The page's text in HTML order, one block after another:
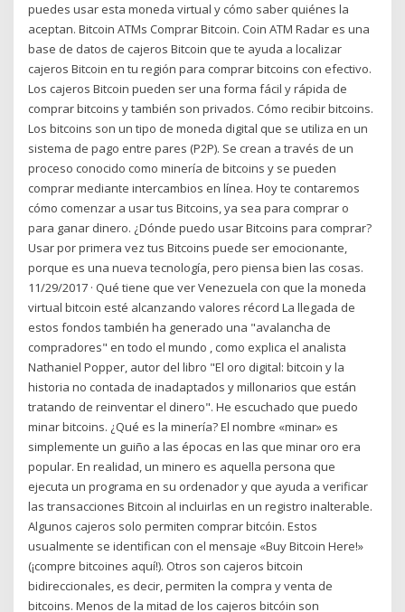
puedes usar esta moneda virtual y cómo saber quiénes la
aceptan. Bitcoin ATMs Comprar Bitcoin. Coin ATM Radar es una
base de datos de cajeros Bitcoin que te ayuda a localizar
cajeros Bitcoin en tu región para comprar bitcoins con efectivo.
Los cajeros Bitcoin pueden ser una forma fácil y rápida de
comprar bitcoins y también son privados. Cómo recibir bitcoins.
Los bitcoins son un tipo de moneda digital que se utiliza en un
sistema de pago entre pares (P2P). Se crean a través de un
proceso conocido como minería de bitcoins y se pueden
comprar mediante intercambios en línea. Hoy te contaremos
cómo comenzar a usar tus Bitcoins, ya sea para comprar o
para ganar dinero. ¿Dónde puedo usar Bitcoins para comprar?
Usar por primera vez tus Bitcoins puede ser emocionante,
porque es una nueva tecnología, pero piensa bien las cosas.
11/29/2017 · Qué tiene que ver Venezuela con que la moneda
virtual bitcoin esté alcanzando valores récord La llegada de
estos fondos también ha generado una "avalancha de
compradores" en todo el mundo , como explica el analista
Nathaniel Popper, autor del libro "El oro digital: bitcoin y la
historia no contada de inadaptados y millonarios que están
tratando de reinventar el dinero". He escuchado que puedo
minar bitcoins. ¿Qué es la minería? El nombre «minar» es
simplemente un guiño a las épocas en las que minar oro era
popular. En realidad, un minero es aquella persona que
ejecuta un programa en su ordenador y que ayuda a verificar
las transacciones Bitcoin al incluirlas en un registro inalterable.
Algunos cajeros solo permiten comprar bitcóin. Estos
usualmente se identifican con el mensaje «Buy Bitcoin Here!»
(¡compre bitcoines aquí!). Otros son cajeros bitcoin
bidireccionales, es decir, permiten la compra y venta de
bitcoins. Menos de la mitad de los cajeros bitcóin son